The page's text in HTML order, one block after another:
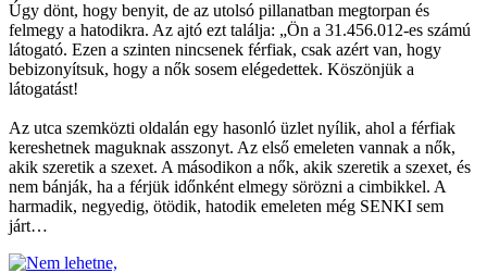
Úgy dönt, hogy benyit, de az utolsó pillanatban megtorpan és
felmegy a hatodikra. Az ajtó ezt találja: „Ön a 31.456.012-es számú
látogató. Ezen a szinten nincsenek férfiak, csak azért van, hogy
bebizonyítsuk, hogy a nők sosem elégedettek. Köszönjük a
látogatást!
Az utca szemközti oldalán egy hasonló üzlet nyílik, ahol a férfiak
kereshetnek maguknak asszonyt. Az első emeleten vannak a nők,
akik szeretik a szexet. A másodikon a nők, akik szeretik a szexet, és
nem bánják, ha a férjük időnként elmegy sörözni a cimbikkel. A
harmadik, negyedig, ötödik, hatodik emeleten még SENKI sem
járt…